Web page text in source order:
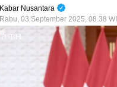
Kabar Nusantara
Rabu, 03 September 2025, 08.38